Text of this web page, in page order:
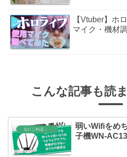
【Vtuber】ホ
マイク・機材
こんな記事も読
なにこれほしい
弱いWifiをめ
子機WN-